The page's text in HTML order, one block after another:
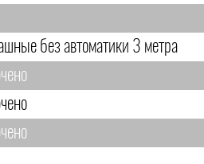
без автоматики 3 метра